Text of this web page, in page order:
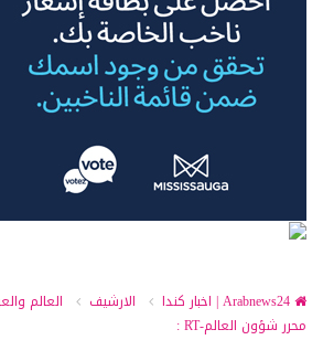
الارشيف
العالم
محرر شؤون العالم-RT :